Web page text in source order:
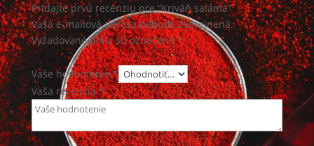
Pridajte prvú recenziu pre “Kriváň saláma”
Vaša e-mailová adresa nebude zverejnená.
Vyžadované polia sú označené*
Vaše hodnotenie *
Vaša recenzia*